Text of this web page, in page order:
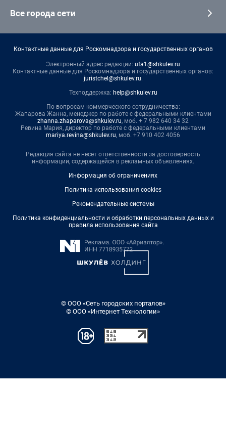
Все города сети
Контактные данные для Роскомнадзора и государственных органов
Электронный адрес редакции: ufa1@shkulev.ru
Контактные данные для Роскомнадзора и государственных органов:
juristchel@shkulev.ru.
Техподдержка: help@shkulev.ru
По вопросам коммерческого сотрудничества:
Жапарова Жанна, менеджер по работе с федеральными клиентами
zhanna.zhaparova@shkulev.ru, моб. + 7 982 640 34 32
Ревина Мария, директор по работе с федеральными клиентами
mariya.revina@shkulev.ru, моб. +7 910 402 4056
Редакция сайта не несет ответственности за достоверность
информации, содержащейся в рекламных объявлениях.
Информация об ограничениях
Политика использования cookies
Рекомендательные системы
Политика конфиденциальности и обработки персональных данных и
правила использования сайта
© ООО «Сеть городских порталов»
© ООО «Интернет Технологии»